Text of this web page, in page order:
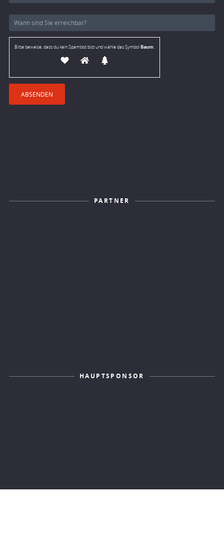
Bitte beweise, dass du kein Spambot bist und wähle das SymbolBaum.
PARTNER
HAUPTSPONSOR